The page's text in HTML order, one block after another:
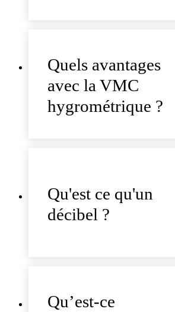
Quels avantages
avec la VMC
hygrométrique ?
Qu'est ce qu'un
décibel ?
Qu’est-ce